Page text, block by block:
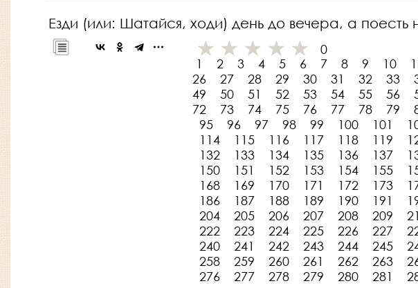
Езди (или: Шатайся, ходи) день до вечера, а поесть
0
1 2 3 4 5 6 7 8 9 10
26
27 28 29 30 31 32 33
49
50 51 52 53 54 55 56
72
73 74 75 76 77 78 79
95
96 97 98 99 100 101
114
115 116 117 118 119
132
133 134 135 136 137
150
151 152 153 154 155
168
169 170 171 172 173
186
187 188 189 190 191
204
205 206 207 208 209
222
223 224 225 226 227
240
241 242 243 244 245
258
259 260 261 262 263
276
277 278 279 280 281